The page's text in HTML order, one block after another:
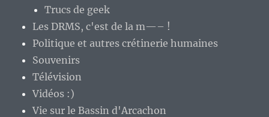
Trucs de geek
Les DRMS, c'est de la m—– !
Politique et autres crétinerie humaines
Souvenirs
Télévision
Vidéos :)
Vie sur le Bassin d'Arcachon